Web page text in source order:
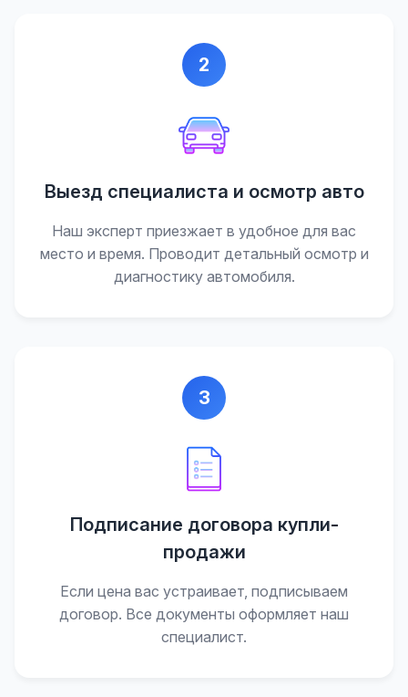
2
Выезд специалиста и осмотр авто
Наш эксперт приезжает в удобное для вас
место и время. Проводит детальный осмотр и
диагностику автомобиля.
3
Подписание договора купли-
продажи
Если цена вас устраивает, подписываем
договор. Все документы оформляет наш
специалист.